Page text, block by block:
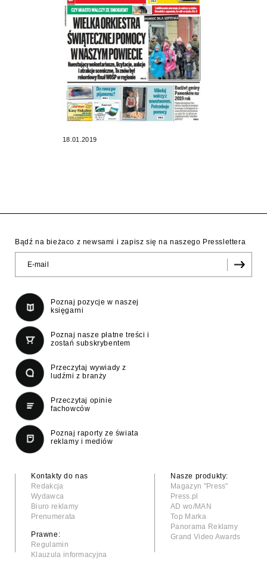
18.01.2019
Bądź na bieżaco z newsami i zapisz się na naszego Presslettera
Poznaj pozycje w naszej
księgarni
Poznaj nasze płatne treści i
zostań subskrybentem
Przeczytaj wywiady z
ludźmi z branży
Przeczytaj opinie
fachowców
Poznaj raporty ze świata
reklamy i mediów
Kontakty do nas
Redakcja
Wydawca
Biuro reklamy
Prenumerata
Prawne:
Regulamin
Klauzula informacyjna
Nasze produkty:
Magazyn "Press"
Press.pl
AD wo/MAN
Top Marka
Panorama Reklamy
Grand Video Awards